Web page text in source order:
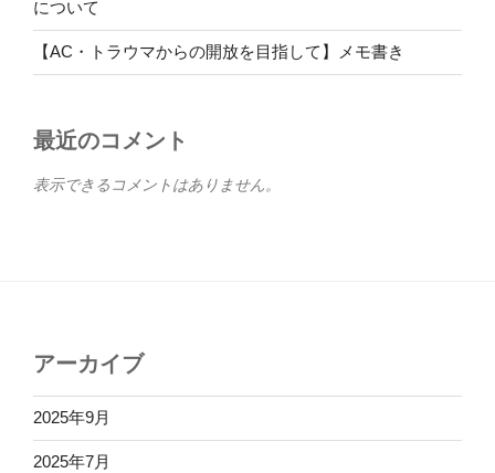
について
【AC・トラウマからの開放を目指して】メモ書き
最近のコメント
表示できるコメントはありません。
アーカイブ
2025年9月
2025年7月